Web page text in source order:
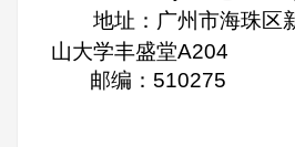
地址：广州市海珠区
山大学丰盛堂A204
邮编：510275